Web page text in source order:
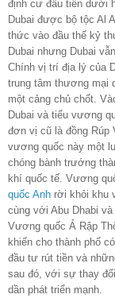
định cư đầu tiên dưới
Dubai được bộ tộc Al
thức vào đầu thế kỷ
Dubai nhưng Dubai
Chính vị trí địa lý của
trung tâm thương mại
một cảng chủ chốt.
Dubai và tiểu vương
đơn vị cũ là đồng Rúp
vương quốc này một
chóng bành trướng
khí quốc tế. Vương
quốc Anh rời khỏi khu
cùng với Abu Dhabi
Vương quốc Ả Rập
khiến cho thành phố
đầu tư rút tiền và
sau đó, với sự thay
dần phát triển mạnh.